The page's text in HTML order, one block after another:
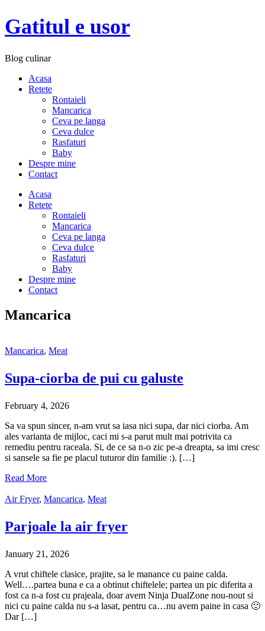
Gatitul e usor
Blog culinar
Acasa
Retete
Rontaieli
Mancarica
Ceva pe langa
Ceva dulce
Rasfaturi
Baby
Despre mine
Contact
Acasa
Retete
Rontaieli
Mancarica
Ceva pe langa
Ceva dulce
Rasfaturi
Baby
Despre mine
Contact
Mancarica
Mancarica, Meat
Supa-ciorba de pui cu galuste
February 4, 2026
Sa va spun sincer, n-am vrut sa iasa nici supa, dar nici ciorba. Am
ales varianta de mijloc, caci mi s-a parut mult mai potrivita ca
remediu pentru raceala. Si, de ce sa n-o zic pe-a dreapta, sa imi cresc
si sansele sa fie pe placul tuturor din familie :). […]
Read More
Air Fryer, Mancarica, Meat
Parjoale la air fryer
January 21, 2026
A vrut chiftele clasice, prajite, sa le manance cu paine calda.
Well….partea buna e ca a obtinut chiftelele; partea un pic diferita a
fost ca n-a fost cu prajeala, doar avem Ninja DualZone nou-nout si
nici cu paine calda nu s-a lasat, pentru ca…nu avem paine in casa 🙂
Dar […]